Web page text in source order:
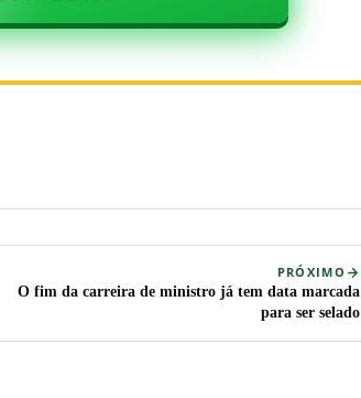
PRÓXIMO
O fim da carreira de ministro já tem data marcada
para ser selado